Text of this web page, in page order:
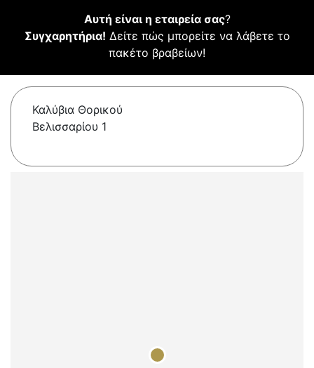
Αυτή είναι η εταιρεία σας?
Συγχαρητήρια! Δείτε πώς μπορείτε να λάβετε το
πακέτο βραβείων!
Καλύβια Θορικού
Βελισσαρίου 1